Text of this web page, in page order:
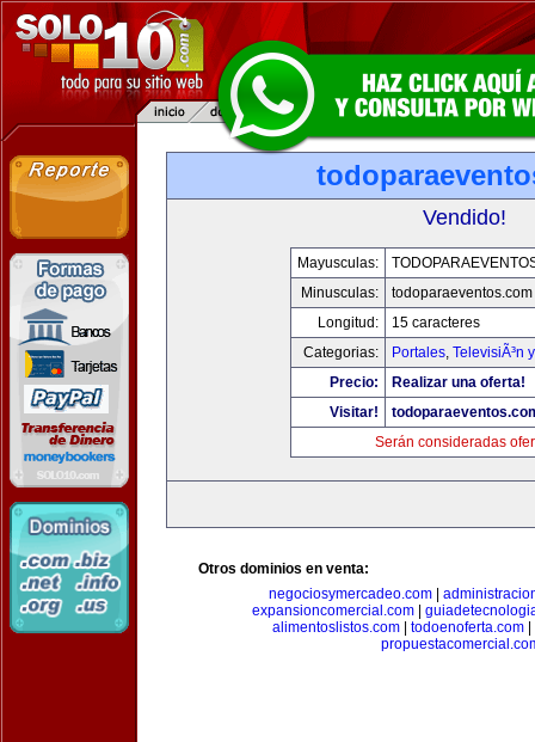
Vendido!
Mayusculas:
Minusculas:
todoparaeventos.com
Longitud:
15 caracteres
Categorias:
Portales, TelevisiÃ³n
Precio:
Realizar una oferta!
Visitar!
Serán consideradas
Otros dominios en venta:
negociosymercadeo.com|
expansioncomercial.com|
alimentoslistos.com| todoenoferta.com|